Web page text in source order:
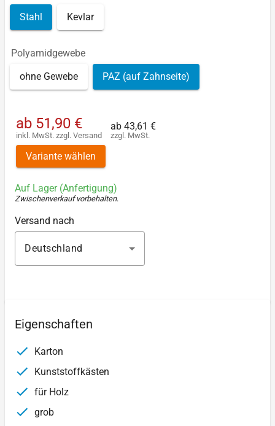
Stahl Kevlar
Polyamidgewebe
ohne Gewebe PAZ (auf Zahnseite)
ab 51,90 €
inkl. MwSt. zzgl. Versand
ab 43,61 €
zzgl. MwSt.
Variante wählen
Auf Lager (Anfertigung)
Zwischenverkauf vorbehalten.
Versand nach
Deutschland
Eigenschaften
Karton
Kunststoffkästen
für Holz
grob